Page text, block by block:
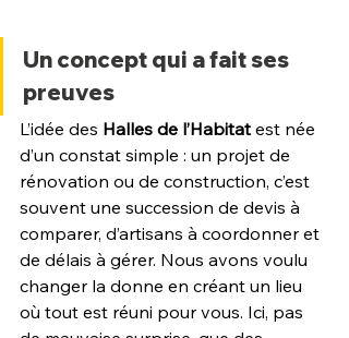
Un concept qui a fait ses
preuves
L’idée des Halles de l’Habitat est née
d’un constat simple : un projet de
rénovation ou de construction, c’est
souvent une succession de devis à
comparer, d’artisans à coordonner et
de délais à gérer. Nous avons voulu
changer la donne en créant un lieu
où tout est réuni pour vous. Ici, pas